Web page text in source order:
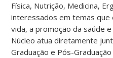
Física, Nutrição, Medicina,
interessados em temas que
vida, a promoção da saúde
Núcleo atua diretamente
Graduação e Pós-